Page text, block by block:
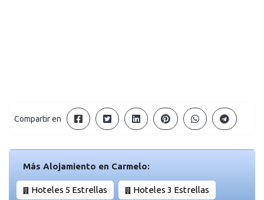
Compartir en
Más Alojamiento en Carmelo:
Hoteles 5 Estrellas Hoteles 3 Estrellas